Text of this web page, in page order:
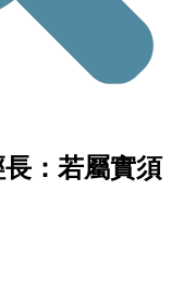
：若屬實須